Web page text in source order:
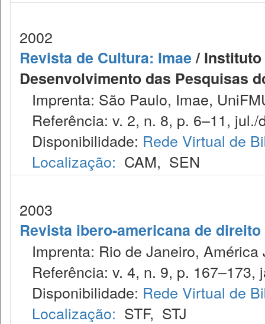
2002
Revista de Cultura: Imae/
Desenvolvimento das Pesquisas
Imprenta: São Paulo, Imae,
Referência: v. 2, n. 8, p. 6–11, jul./
Disponibilidade: Rede Virtual de
Localização: CAM, SEN
2003
Revista ibero-americana de
Imprenta: Rio de Janeiro, América
Referência: v. 4, n. 9, p. 167–173,
Disponibilidade: Rede Virtual de
Localização: STF, STJ